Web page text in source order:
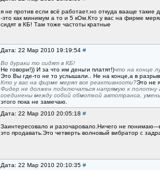
я не против если всё работает.но откуда вааще
-это как минимум а то и 5 кОм.Кто у вас на фирме
сидят в КБ! Там тоже частоты кратные
Дата: 22 Мар 2010 19:19:54 #
Во дураки то сидят в КБ!
Не говори!)) И за что им деньги платят!)что на конце
Это Вы где-то не то услышали.. Не на конце,а в
Кто у вас на фирме мерял все реактивности?Это не
Фидер не должен подключаться напрямую к
соединены между собой обмоткой автотранса,
этого пока не замечаю.
Дата: 22 Мар 2010 20:05:18 #
Заинтересовало и разочаровало.Ничего не
это продавать.Это четверть волновый вибратор с
Дата: 22 Мар 2010 20:10:35 #